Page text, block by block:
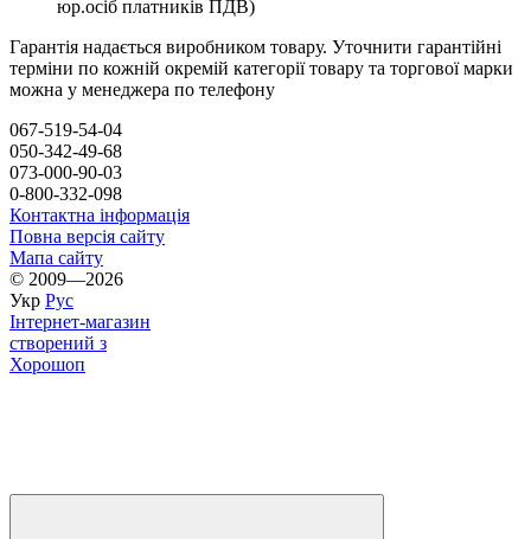
юр.осіб платників ПДВ)
Гарантія надається виробником товару. Уточнити гарантійні
терміни по кожній окремій категорії товару та торгової марки
можна у менеджера по телефону
067-519-54-04
050-342-49-68
073-000-90-03
0-800-332-098
Контактна інформація
Повна версія сайту
Мапа сайту
© 2009—2026
Укр Рус
Інтернет-магазин
створений з
Хорошоп